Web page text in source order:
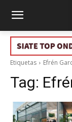
Etiquetas Efrén
Tag: